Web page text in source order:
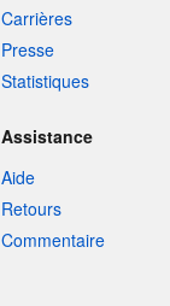
Carrières
Presse
Statistiques
Assistance
Aide
Retours
Commentaire